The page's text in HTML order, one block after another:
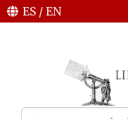
ES / EN